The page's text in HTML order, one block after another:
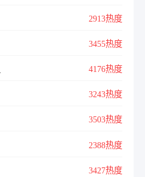
2913热度
3455热度
4176热度
3243热度
3503热度
2388热度
3427热度